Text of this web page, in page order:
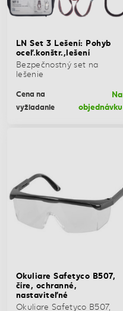
LN Set 3 Lešení: Pohyb
oceľ.konštr.,lešení
Bezpečnostný set na
lešenie
Cena na
vyžiadanie
Na
objednávku
Okuliare Safetyco B507,
číre, ochranné,
nastaviteľné
Okuliare Safetyco B507,